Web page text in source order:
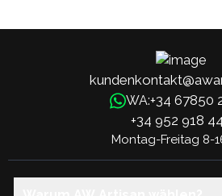
WA:+34 67850
+34 952 918
Montag-Freitag 8-